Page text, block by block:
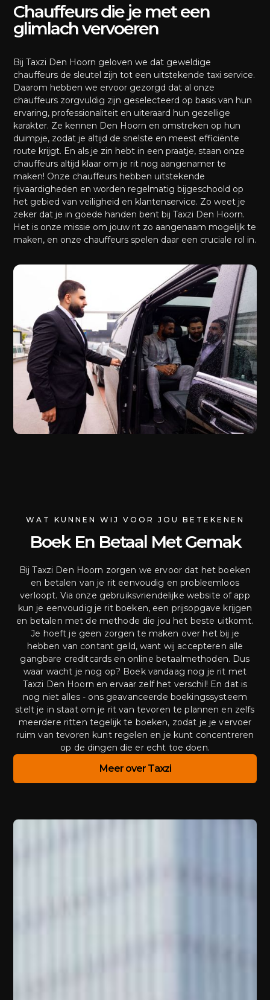
Chauffeurs die je met een
glimlach vervoeren
Bij Taxzi Den Hoorn geloven we dat geweldige
chauffeurs de sleutel zijn tot een uitstekende taxi service.
Daarom hebben we ervoor gezorgd dat al onze
chauffeurs zorgvuldig zijn geselecteerd op basis van hun
ervaring, professionaliteit en uiteraard hun gezellige
karakter. Ze kennen Den Hoorn en omstreken op hun
duimpje, zodat je altijd de snelste en meest efficiënte
route krijgt. En als je zin hebt in een praatje, staan onze
chauffeurs altijd klaar om je rit nog aangenamer te
maken! Onze chauffeurs hebben uitstekende
rijvaardigheden en worden regelmatig bijgeschoold op
het gebied van veiligheid en klantenservice. Zo weet je
zeker dat je in goede handen bent bij Taxzi Den Hoorn.
Het is onze missie om jouw rit zo aangenaam mogelijk te
maken, en onze chauffeurs spelen daar een cruciale rol in.
WAT KUNNEN WIJ VOOR JOU BETEKENEN
Boek En Betaal Met Gemak
Bij Taxzi Den Hoorn zorgen we ervoor dat het boeken
en betalen van je rit eenvoudig en probleemloos
verloopt. Via onze gebruiksvriendelijke website of app
kun je eenvoudig je rit boeken, een prijsopgave krijgen
en betalen met de methode die jou het beste uitkomt.
Je hoeft je geen zorgen te maken over het bij je
hebben van contant geld, want wij accepteren alle
gangbare creditcards en online betaalmethoden. Dus
waar wacht je nog op? Boek vandaag nog je rit met
Taxzi Den Hoorn en ervaar zelf het verschil! En dat is
nog niet alles - ons geavanceerde boekingssysteem
stelt je in staat om je rit van tevoren te plannen en zelfs
meerdere ritten tegelijk te boeken, zodat je je vervoer
ruim van tevoren kunt regelen en je kunt concentreren
op de dingen die er echt toe doen.
Meer over Taxzi